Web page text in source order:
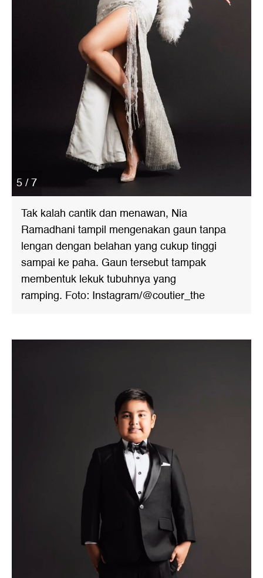
5 / 7
Tak kalah cantik dan menawan, Nia
Ramadhani tampil mengenakan gaun tanpa
lengan dengan belahan yang cukup tinggi
sampai ke paha. Gaun tersebut tampak
membentuk lekuk tubuhnya yang
ramping. Foto: Instagram/@coutier_the